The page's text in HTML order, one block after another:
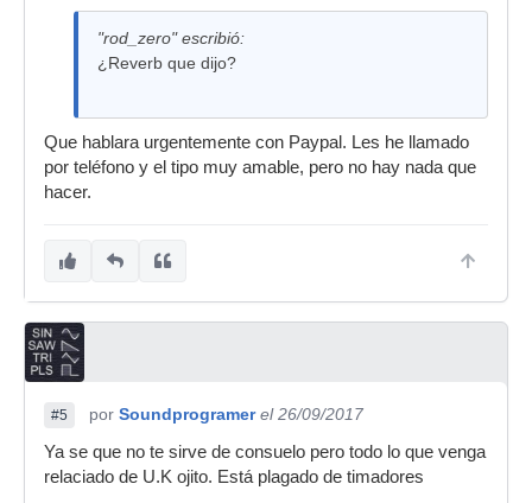
"rod_zero" escribió:
¿Reverb que dijo?
Que hablara urgentemente con Paypal. Les he llamado
por teléfono y el tipo muy amable, pero no hay nada que
hacer.
#5 por Soundprogramer el 26/09/2017
Ya se que no te sirve de consuelo pero todo lo que venga
relaciado de U.K ojito. Está plagado de timadores